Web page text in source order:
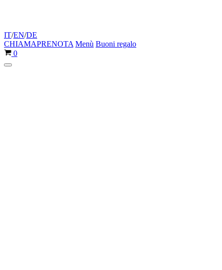
IT/EN/DE
CHIAMAPRENOTA Menù Buoni regalo
Carrello
0
Menu